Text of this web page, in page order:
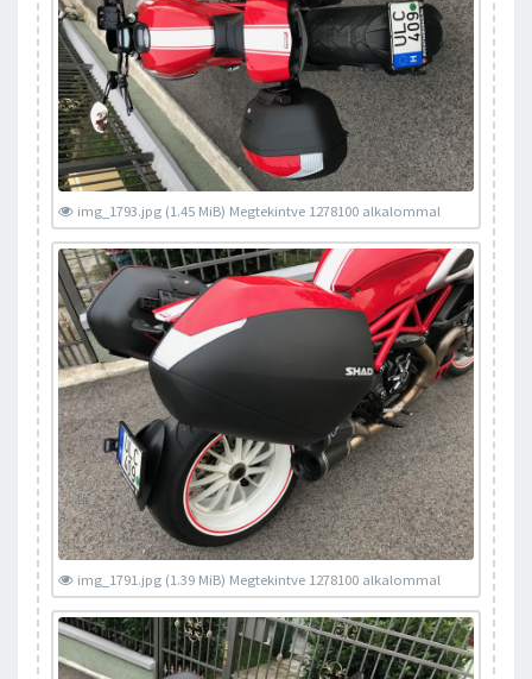
img_1793.jpg (1.45 MiB) Megtekintve 1278100 alkalommal
img_1791.jpg (1.39 MiB) Megtekintve 1278100 alkalommal